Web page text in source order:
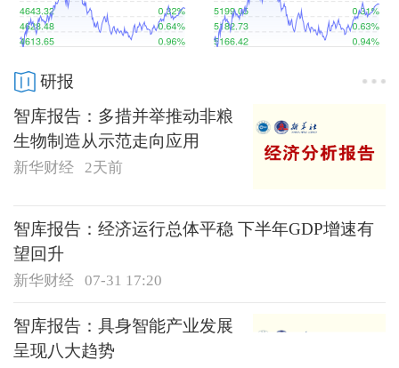
研报
智库报告：多措并举推动非粮
生物制造从示范走向应用
新华财经 2天前
智库报告：经济运行总体平稳 下半年GDP增速有
望回升
新华财经 07-31 17:20
智库报告：具身智能产业发展
呈现八大趋势